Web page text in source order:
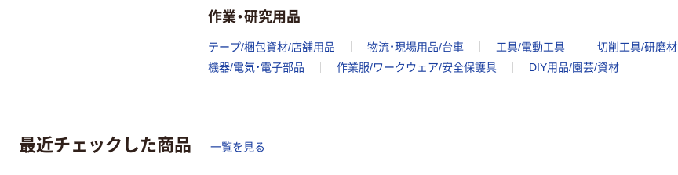
作業・研究用品
テープ/梱包資材/店舗用品 物流・現場用品/台車 工具/電動工具 切削工具/研磨材
機器/電気・電子部品
作業服/ワークウェア/安全保護具 DIY用品/園芸/資材
最近チェックした商品 一覧を見る